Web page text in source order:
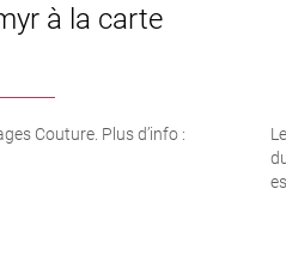
à la carte
Couture. Plus d’info :